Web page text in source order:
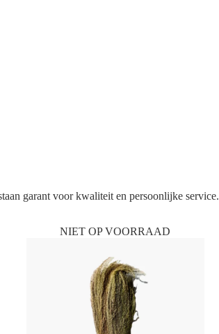
garant voor kwaliteit en persoonlijke service.
NIET OP VOORRAAD